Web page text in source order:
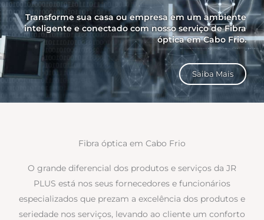
Transforme sua casa ou empresa em um ambiente
inteligente e conectado com nosso serviço de Fibra
óptica em Cabo Frio.
Saiba Mais
Fibra óptica em Cabo Frio
O grande diferencial dos produtos e serviços da JR
PLUS está nos seus fornecedores e funcionários
especializados que prezam a excelência dos produtos e
seriedade nos serviços, levando ao cliente um conforto